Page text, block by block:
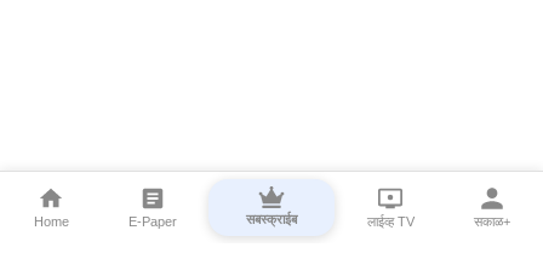
Home E-Paper सबस्क्राईब लाईव्ह TV सकाळ+